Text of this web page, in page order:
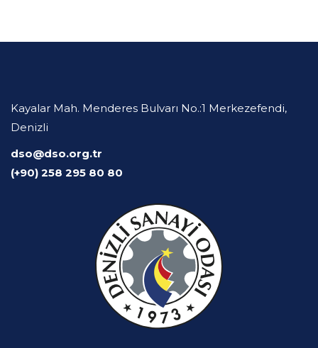
Kayalar Mah. Menderes Bulvarı No.:1 Merkezefendi,
Denizli
dso@dso.org.tr
(+90) 258 295 80 80